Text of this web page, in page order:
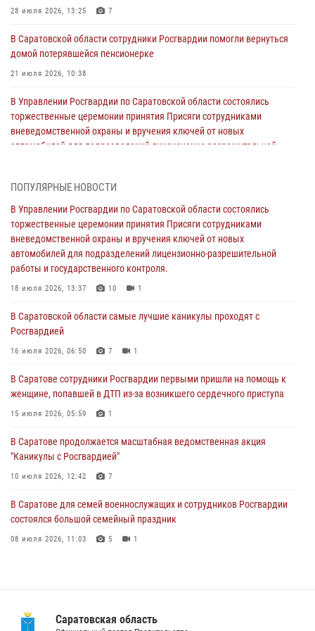
28 июля 2026, 13:25 7
В Саратовской области сотрудники Росгвардии помогли вернуться
домой потерявшейся пенсионерке
21 июля 2026, 10:38
В Управлении Росгвардии по Саратовской области состоялись
торжественные церемонии принятия Присяги сотрудниками
вневедомственной охраны и вручения ключей от новых
автомобилей для подразделений лицензионно-разрешительной
В Саратовской области самые лучшие каникулы проходят с
Росгвардией
16 июля 2026, 06:50 7 1
В Саратове сотрудники Росгвардии первыми пришли на помощь к
женщине, попавшей в ДТП из-за возникшего сердечного приступа
В Саратове продолжается масштабная ведомственная акция
"Каникулы с Росгвардией"
В Саратовской области при содействии спецназа Росгвардии
задержан подозреваемый в незаконном обороте наркотиков
В Саратове для семей военнослужащих и сотрудников Росгвардии
состоялся большой семейный праздник
ПОПУЛЯРНЫЕ НОВОСТИ
В Управлении Росгвардии по Саратовской области состоялись
торжественные церемонии принятия Присяги сотрудниками
вневедомственной охраны и вручения ключей от новых
автомобилей для подразделений лицензионно-разрешительной
работы и государственного контроля.
18 июля 2026, 13:37 10 1
В Саратовской области самые лучшие каникулы проходят с
Росгвардией
16 июля 2026, 06:50 7 1
В Саратове сотрудники Росгвардии первыми пришли на помощь к
женщине, попавшей в ДТП из-за возникшего сердечного приступа
15 июля 2026, 05:59 1
В Саратове продолжается масштабная ведомственная акция
"Каникулы с Росгвардией"
10 июля 2026, 12:42 7
В Саратове для семей военнослужащих и сотрудников Росгвардии
состоялся большой семейный праздник
08 июля 2026, 11:03 5 1
Саратовская область